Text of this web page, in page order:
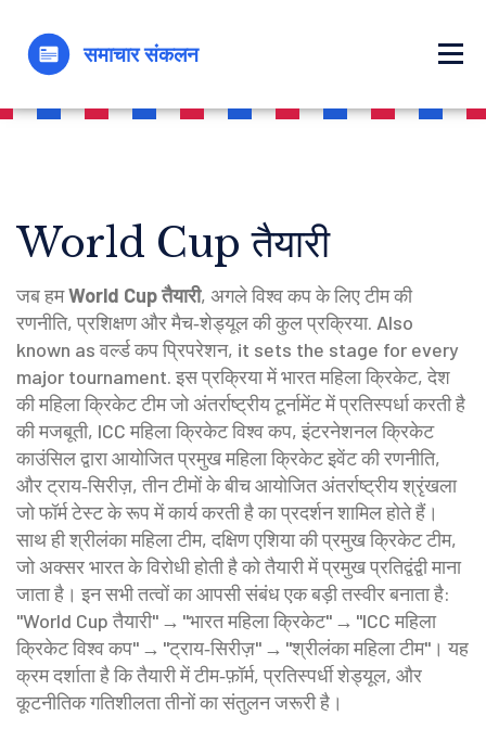
World Cup तैयारी
जब हमWorld Cup तैयारी, अगले विश्व कप के लिए टीम की
रणनीति, प्रशिक्षण और मैच‑शेड्यूल की कुल प्रक्रिया. Also
known asवर्ल्ड कप प्रिपरेशन, it sets the stage for every
major tournament. इस प्रक्रिया मेंभारत महिला क्रिकेट,देश
की महिला क्रिकेट टीम जो अंतर्राष्ट्रीय टूर्नामेंट में प्रतिस्पर्धा करती है
की मजबूती, ICC महिला क्रिकेट विश्व कप,इंटरनेशनल क्रिकेट
काउंसिल द्वारा आयोजित प्रमुख महिला क्रिकेट इवेंटकी रणनीति,
औरट्राय‑सिरीज़,तीन टीमों के बीच आयोजित अंतर्राष्ट्रीय श्रृंखला
जो फॉर्म टेस्ट के रूप में कार्य करती हैका प्रदर्शन शामिल होते हैं।
साथ हीश्रीलंका महिला टीम,दक्षिण एशिया की प्रमुख क्रिकेट टीम,
जो अक्सर भारत के विरोधी होती हैको तैयारी में प्रमुख प्रतिद्वंद्वी माना
जाता है। इन सभी तत्वों का आपसी संबंध एक बड़ी तस्वीर बनाता है:
"World Cup तैयारी" → "भारत महिला क्रिकेट" → "ICC महिला
क्रिकेट विश्व कप" → "ट्राय‑सिरीज़" → "श्रीलंका महिला टीम"। यह
क्रम दर्शाता है कि तैयारी में टीम‑फ़ॉर्म, प्रतिस्पर्धी शेड्यूल, और
कूटनीतिक गतिशीलता तीनों का संतुलन जरूरी है।